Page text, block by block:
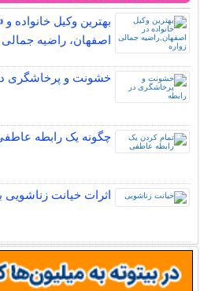
بهترین وکیل
اصفهان، راضیه جمالی
خشونت و پرخاشگری
چگونه یک رابطه
اثرات خیانت زناشویی